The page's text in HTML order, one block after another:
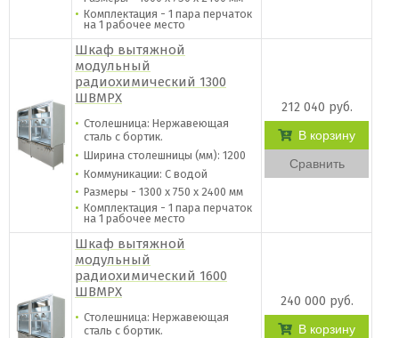
Комплектация - 1 пара перчаток
на 1 рабочее место
Шкаф вытяжной
модульный
радиохимический 1300
ШВМРХ
Столешница: Нержавеющая
сталь c бортик.
Ширина столешницы (мм): 1200
Коммуникации: С водой
Размеры - 1300 х 750 х 2400 мм
Комплектация - 1 пара перчаток
на 1 рабочее место
212 040 руб.
В корзину
Сравнить
Шкаф вытяжной
модульный
радиохимический 1600
ШВМРХ
Столешница: Нержавеющая
сталь c бортик.
240 000 руб.
В корзину